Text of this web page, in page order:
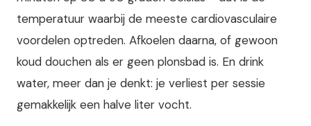
temperatuur waarbij de meeste cardiovasculaire
voordelen optreden. Afkoelen daarna, of gewoon
koud douchen als er geen plonsbad is. En drink
water, meer dan je denkt: je verliest per sessie
gemakkelijk een halve liter vocht.